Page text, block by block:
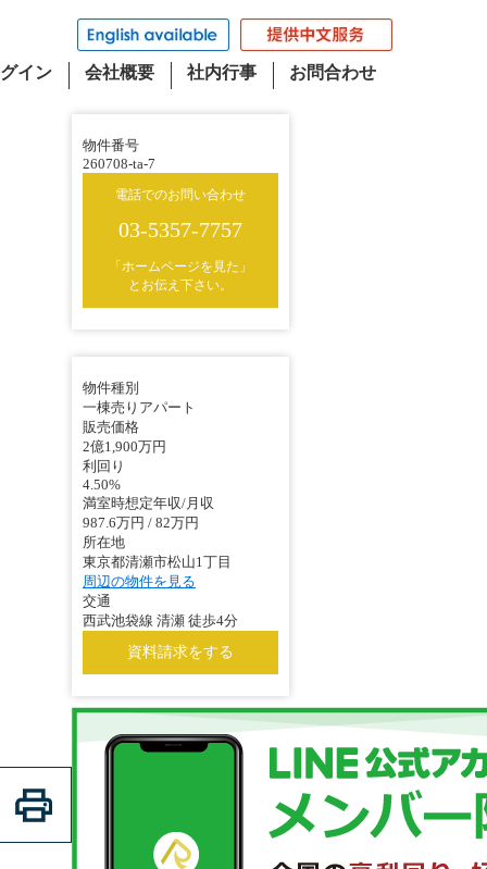
イン 会社概要 社内行事 お問合わせ
物件番号
260708-ta-7
電話でのお問い合わせ
03-5357-7757
「ホームページを見た」
とお伝え下さい。
物件種別
一棟売りアパート
販売価格
2億1,900万円
利回り
4.50%
満室時想定年収/月収
987.6万円 / 82万円
所在地
東京都清瀬市松山1丁目
周辺の物件を見る
交通
西武池袋線 清瀬 徒歩4分
資料請求をする